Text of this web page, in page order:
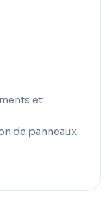
et
de panneaux